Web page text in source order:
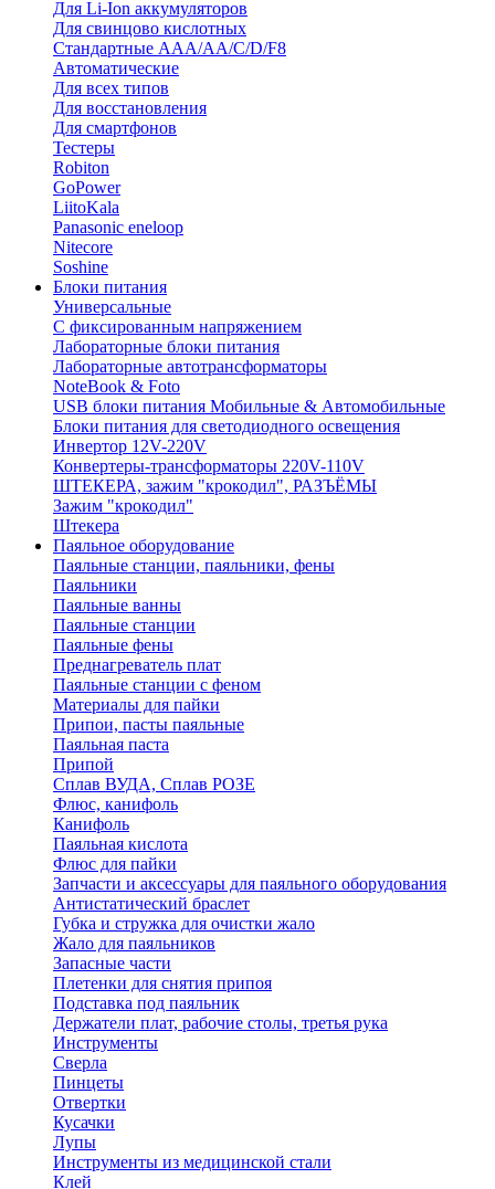
Для Li-Ion аккумуляторов
Для свинцово кислотных
Стандартные ААА/АА/С/D/F8
Автоматические
Для всех типов
Для восстановления
Для смартфонов
Тестеры
Robiton
GoPower
LiitoKala
Panasonic eneloop
Nitecore
Soshine
Блоки питания
Универсальные
C фиксированным напряжением
Лабораторные блоки питания
Лабораторные автотрансформаторы
NoteBook & Foto
USB блоки питания Мобильные & Автомобильные
Блоки питания для светодиодного освещения
Инвертор 12V-220V
Конвертеры-трансформаторы 220V-110V
ШТЕКЕРА, зажим "крокодил", РАЗЪЁМЫ
Зажим "крокодил"
Штекера
Паяльное оборудование
Паяльные станции, паяльники, фены
Паяльники
Паяльные ванны
Паяльные станции
Паяльные фены
Преднагреватель плат
Паяльные станции с феном
Материалы для пайки
Припои, пасты паяльные
Паяльная паста
Припой
Сплав ВУДА, Сплав РОЗЕ
Флюс, канифоль
Канифоль
Паяльная кислота
Флюс для пайки
Запчасти и аксессуары для паяльного оборудования
Антистатический браслет
Губка и стружка для очистки жало
Жало для паяльников
Запасные части
Плетенки для снятия припоя
Подставка под паяльник
Держатели плат, рабочие столы, третья рука
Инструменты
Сверла
Пинцеты
Отвертки
Кусачки
Лупы
Инструменты из медицинской стали
Клей